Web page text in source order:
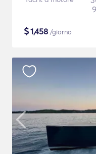
$1,458 /giorno